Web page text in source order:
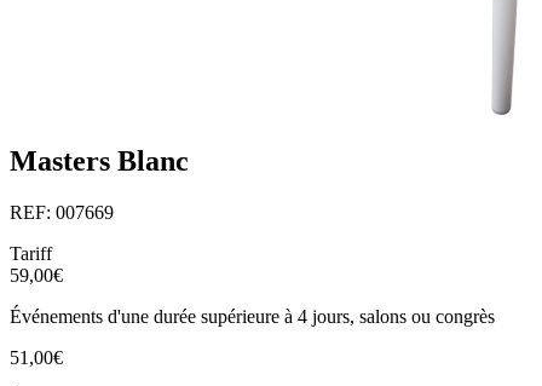
Masters Blanc
REF: 007669
Tariff
59,00€
Événements d'une durée supérieure à 4 jours, salons ou congrès
51,00€